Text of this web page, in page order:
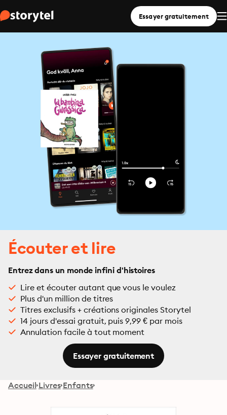
Essayer gratuitement
Écouter et lire
Entrez dans un monde infini d'histoires
Lire et écouter autant que vous le voulez
Plus d'un million de titres
Titres exclusifs + créations originales Storytel
14 jours d'essai gratuit, puis 9,99 € par mois
Annulation facile à tout moment
Essayer gratuitement
Accueil Livres Enfants